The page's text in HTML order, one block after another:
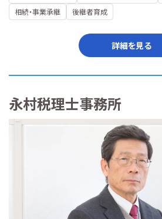
相続・事業承継 後継者育成
詳細を見る
永村税理士事務所